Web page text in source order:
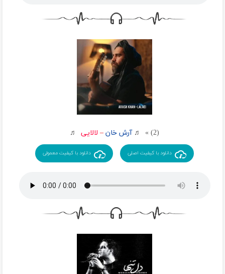
قول میدم نپرسم حالتو دیگم
حتما اون دیگه حس بهت داره
دنیا تورو بهم بدهکاره
کجایی که این دل گرفتاره
به دل جاده بزن هرچی که شد پای خودم
دفتر خاطرهامونو نذار پاره کنن
اگه نفس میکشم واسه یه بار دیدنته
(2) » ♬ آرش خان – لالایی ♬
دانلود با کیفیت اصلی دانلود با کیفیت معمولی